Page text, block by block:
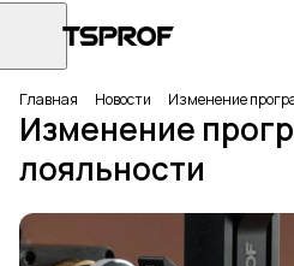
Главная Новости Изменение
Изменение
лояльности